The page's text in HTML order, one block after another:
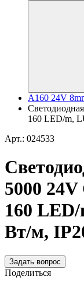
A160 24V
160 LED/m,
Арт.: 024533
5000
160
Вт/м,
Задать вопрос
Поделиться